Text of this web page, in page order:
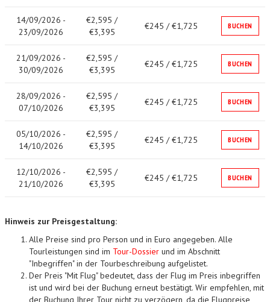
14/09/2026 -
23/09/2026
€2,595 /
€3,395
€245 / €1,725 BUCHEN
21/09/2026 -
30/09/2026
€2,595 /
€3,395
€245 / €1,725 BUCHEN
28/09/2026 -
07/10/2026
€2,595 /
€3,395
€245 / €1,725 BUCHEN
05/10/2026 -
14/10/2026
€2,595 /
€3,395
€245 / €1,725 BUCHEN
12/10/2026 -
21/10/2026
€2,595 /
€3,395
€245 / €1,725 BUCHEN
Hinweis zur Preisgestaltung:
Alle Preise sind pro Person und in Euro angegeben. Alle
Tourleistungen sind im Tour-Dossier und im Abschnitt
"Inbegriffen" in der Tourbeschreibung aufgelistet.
Der Preis "Mit Flug" bedeutet, dass der Flug im Preis inbegriffen
ist und wird bei der Buchung erneut bestätigt. Wir empfehlen, mit
der Buchung Ihrer Tour nicht zu verzögern, da die Flugpreise